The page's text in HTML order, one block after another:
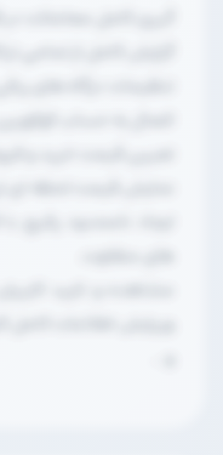
گیری کامل معاملات در
اتصال به حساب
نمایش قیمت لحظه ای
ایجاد نامحدود پکیج